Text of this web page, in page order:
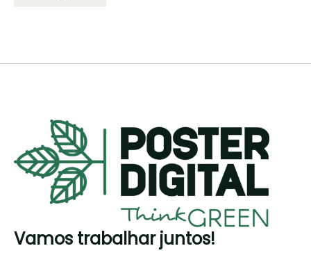
Vamos trabalhar juntos!